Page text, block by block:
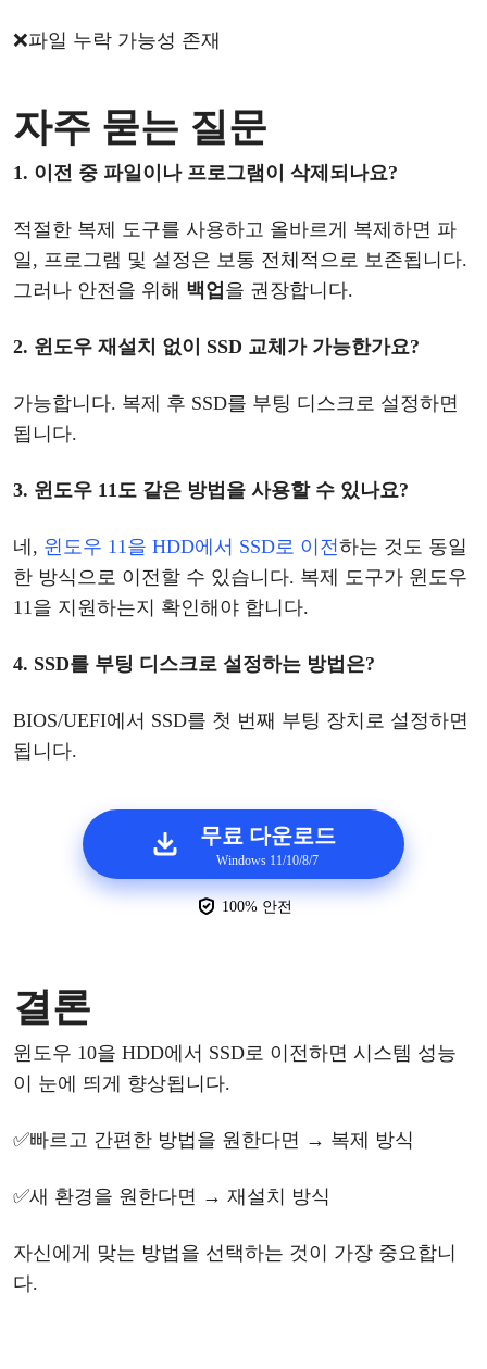
❌파일 누락 가능성 존재
자주 묻는 질문
1. 이전 중 파일이나 프로그램이 삭제되나요?
적절한 복제 도구를 사용하고 올바르게 복제 하면 파
일, 프로그램 및 설정은 보통 전체적으로 보존됩니다.
그러나 안전을 위해 백업 을 권장합니다.
2. 윈도우 재설치 없이 SSD 교체가 가능한가요?
가능합니다. 복제 후 SSD를 부팅 디스크로 설정하면
됩니다.
3. 윈도우 11도 같은 방법을 사용할 수 있나요?
네 , 윈도우 11을 HDD에서 SSD로 이전하는 것도 동일
한 방식으로 이전할 수 있습니다. 복제 도구가 윈도우
11을 지원하는지 확인해야 합니다.
4. SSD를 부팅 디스크로 설정하는 방법은?
BIOS/UEFI에서 SSD를 첫 번째 부팅 장치로 설정하면
됩니다.
무료 다운로드
Windows 11/10/8/7
100% 안전
결론
윈도우 10을 HDD에서 SSD로 이전하면 시스템 성능
이 눈에 띄게 향상됩니다.
✅빠르고 간편한 방법을 원한다면 → 복제 방식
✅새 환경을 원한다면 → 재설치 방식
자신에게 맞는 방법을 선택하는 것이 가장 중요합니
다.